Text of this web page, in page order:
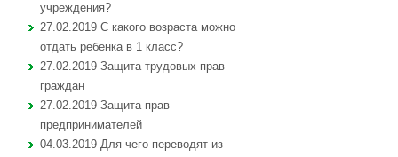
учреждения?
27.02.2019 С какого возраста можно
отдать ребенка в 1 класс?
27.02.2019 Защита трудовых прав
граждан
27.02.2019 Защита прав
предпринимателей
04.03.2019 Для чего переводят из